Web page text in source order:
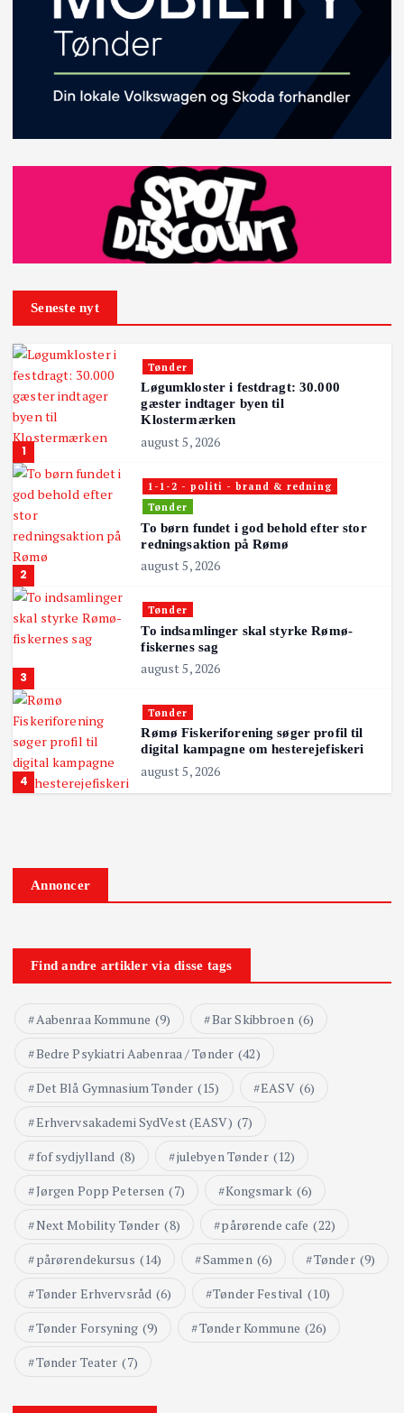
Seneste nyt
1
Tønder
Løgumkloster i festdragt: 30.000
gæster indtager byen til
Klostermærken
august 5, 2026
2
1-1-2 - politi - brand & redning
Tønder
To børn fundet i god behold efter stor
redningsaktion på Rømø
august 5, 2026
3
Tønder
To indsamlinger skal styrke Rømø-
fiskernes sag
august 5, 2026
4
Tønder
Rømø Fiskeriforening søger profil til
digital kampagne om hesterejefiskeri
august 5, 2026
Annoncer
Find andre artikler via disse tags
Aabenraa Kommune (9) Bar Skibbroen (6)
Bedre Psykiatri Aabenraa / Tønder (42)
Det Blå Gymnasium Tønder (15) EASV (6)
Erhvervsakademi SydVest (EASV) (7)
fof sydjylland (8) julebyen Tønder (12)
Jørgen Popp Petersen (7) Kongsmark (6)
Next Mobility Tønder (8) pårørende cafe (22)
pårørendekursus (14) Sammen (6) Tønder (9)
Tønder Erhvervsråd (6) Tønder Festival (10)
Tønder Forsyning (9) Tønder Kommune (26)
Tønder Teater (7)